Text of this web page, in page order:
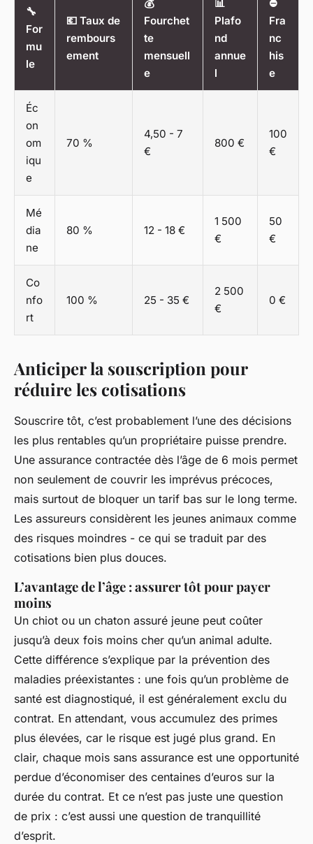
🔧
For
mu
le
💶 Taux de
rembours
ement
💰
Fourchet
te
mensuell
e
📊
Plafo
nd
annue
l
⛔
Fra
nc
his
e
Éc
on
om
iqu
e
70 %
4,50 - 7
€
800 €
100
€
Mé
dia
ne
80 % 12 - 18 €
1 500
€
50
€
Co
nfo
rt
100 % 25 - 35 €
2 500
€
0 €
Anticiper la souscription pour
réduire les cotisations
Souscrire tôt, c’est probablement l’une des décisions
les plus rentables qu’un propriétaire puisse prendre.
Une assurance contractée dès l’âge de 6 mois permet
non seulement de couvrir les imprévus précoces,
mais surtout de bloquer un tarif bas sur le long terme.
Les assureurs considèrent les jeunes animaux comme
des risques moindres - ce qui se traduit par des
cotisations bien plus douces.
L’avantage de l’âge : assurer tôt pour payer
moins
Un chiot ou un chaton assuré jeune peut coûter
jusqu’à deux fois moins cher qu’un animal adulte.
Cette différence s’explique par la prévention des
maladies préexistantes : une fois qu’un problème de
santé est diagnostiqué, il est généralement exclu du
contrat. En attendant, vous accumulez des primes
plus élevées, car le risque est jugé plus grand. En
clair, chaque mois sans assurance est une opportunité
perdue d’économiser des centaines d’euros sur la
durée du contrat. Et ce n’est pas juste une question
de prix : c’est aussi une question de tranquillité
d’esprit.